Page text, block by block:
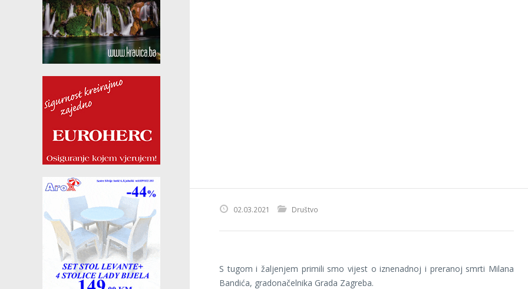
02.03.2021 Društvo
S tugom i žaljenjem primili smo vijest o iznenadnoj i preranoj smrti Milana
Bandića, gradonačelnika Grada Zagreba.